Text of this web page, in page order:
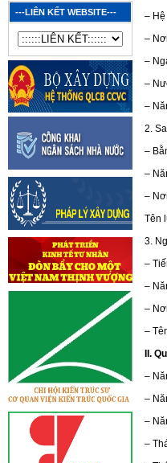
---LIÊN KẾT WEBSITE---
–
–
–
–
–
2.
–
–
–
Tên
3.
–
–
–
–
II.
–
–
–
–